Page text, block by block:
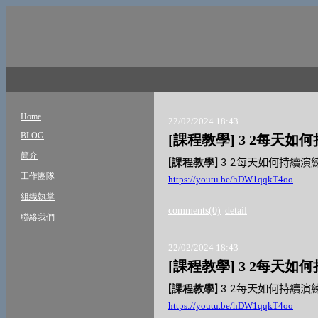
Home
BLOG
簡介
工作團隊
組織執掌
聯絡我們
22/02/2024 18:43
[課程教學] 3 2每天如
[課程教學] 3 2每天如何持續演
https://youtu.be/hDW1qqkT4oo
...
comments(0) detail
22/02/2024 18:43
[課程教學] 3 2每天如
[課程教學] 3 2每天如何持續演
https://youtu.be/hDW1qqkT4oo